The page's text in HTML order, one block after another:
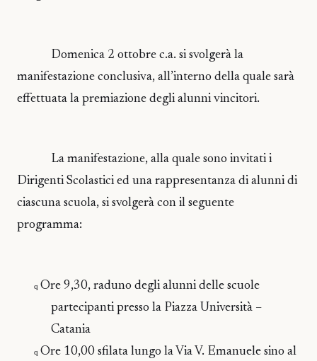
Domenica 2 ottobre c.a. si svolgerà la
manifestazione conclusiva, all’interno della quale sarà
effettuata la premiazione degli alunni vincitori.
La manifestazione, alla quale sono invitati i
Dirigenti Scolastici ed una rappresentanza di alunni di
ciascuna scuola, si svolgerà con il seguente
programma:
q Ore 9,30, raduno degli alunni delle scuole
partecipanti presso la Piazza Università –
Catania
q Ore 10,00 sfilata lungo la Via V. Emanuele sino al